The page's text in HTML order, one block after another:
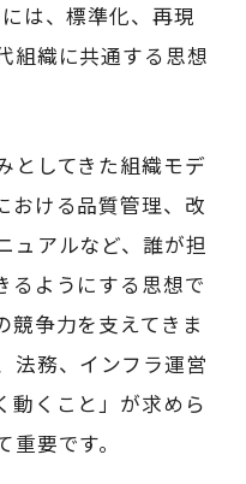
は、標準化、再現
組織に共通する思想
としてきた組織モデ
おける品質管理、改
ュアルなど、誰が担
るようにする思想で
競争力を支えてきま
法務、インフラ運営
動くこと」が求めら
要です。